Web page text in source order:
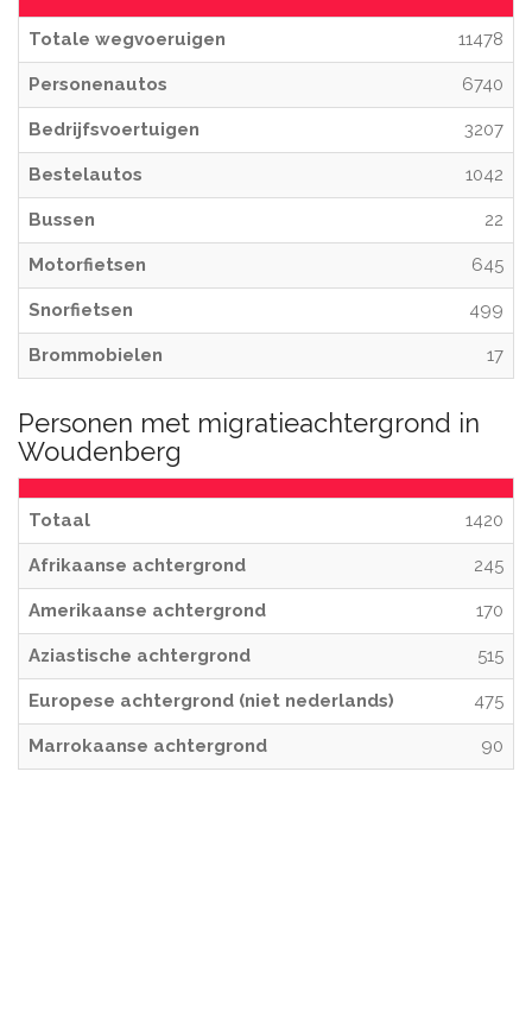
Totale wegvoeruigen 11478
Personenautos 6740
Bedrijfsvoertuigen 3207
Bestelautos 1042
Bussen 22
Motorfietsen 645
Snorfietsen 499
Brommobielen 17
Personen met migratieachtergrond in
Woudenberg
Totaal 1420
Afrikaanse achtergrond 245
Amerikaanse achtergrond 170
Aziastische achtergrond 515
Europese achtergrond (niet nederlands) 475
Marrokaanse achtergrond 90